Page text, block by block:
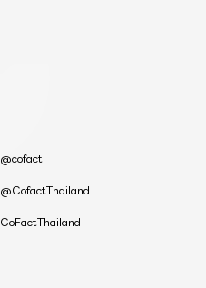
@cofact
@CofactThailand
CoFactThailand